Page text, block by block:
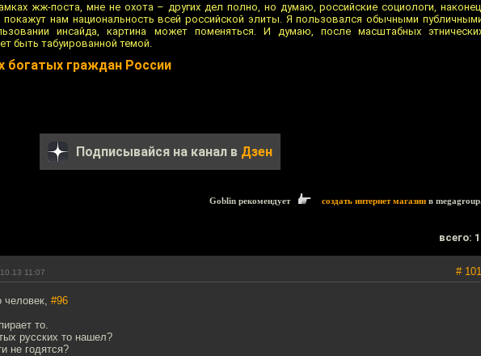
жж-поста, мне не охота – других дел полно, но думаю, российские социологи,
нам национальность всей российской элиты. Я пользовался обычными
инсайда, картина может поменяться. И думаю, после масштабных
быть табуированной темой.
богатых граждан России
Подписывайся на канал в Дзен
Goblin рекомендует создать интернет магазин в
всего:
11:07 # 101
человек, #96
то.
русских то нашел?
не годятся?